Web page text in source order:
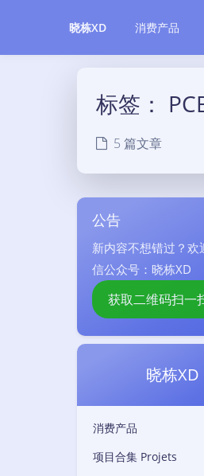
晓栋XD 消费产品
标签：
5 篇文章
公告
新内容不想错过？欢
信公众号：晓栋XD
获取二维码扫一
晓栋XD
消费产品
项目合集 Projets